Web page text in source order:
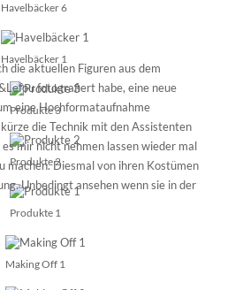
Havelbäcker 6
Havelbäcker 1
Produkte 3
Produkte 2
Produkte 1
Making Off 1
die aktuellen Figuren aus dem
fotografiert habe, eine neue
eine Hochformataufnahme
die Technik mit den Assistenten
mir nicht nehmen lassen wieder mal
machen. Diesmal von ihren Kostümen
. Unbedingt ansehen wenn sie in der